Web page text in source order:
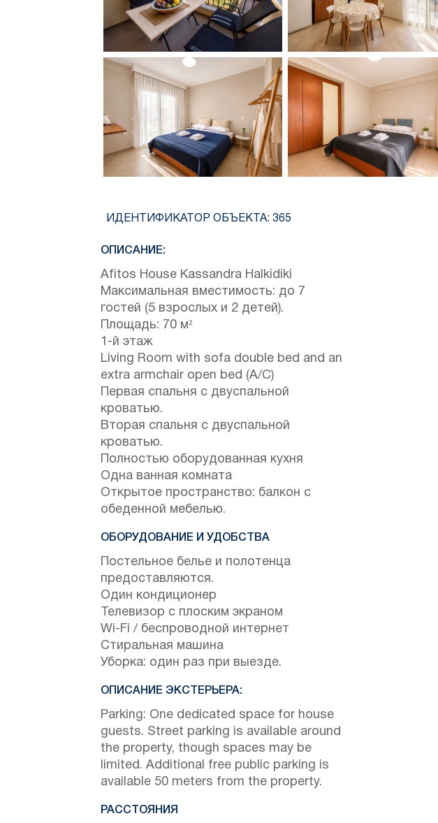
ИДЕНТИФИКАТОР ОБЪЕКТА: 365
ОПИСАНИЕ:
Afitos House Kassandra Halkidiki
Максимальная вместимость: до 7
гостей (5 взрослых и 2 детей).
Площадь: 70 м²
1-й этаж
Living Room with sofa double bed and an
extra armchair open bed (A/C)
Первая спальня с двуспальной
кроватью.
Вторая спальня с двуспальной
кроватью.
Полностью оборудованная кухня
Одна ванная комната
Открытое пространство: балкон с
обеденной мебелью.
ОБОРУДОВАНИЕ И УДОБСТВА
Постельное белье и полотенца
предоставляются.
Один кондиционер
Телевизор с плоским экраном
Wi-Fi / беспроводной интернет
Стиральная машина
Уборка: один раз при выезде.
ОПИСАНИЕ ЭКСТЕРЬЕРА:
Parking: One dedicated space for house
guests. Street parking is available around
the property, though spaces may be
limited. Additional free public parking is
available 50 meters from the property.
РАССТОЯНИЯ